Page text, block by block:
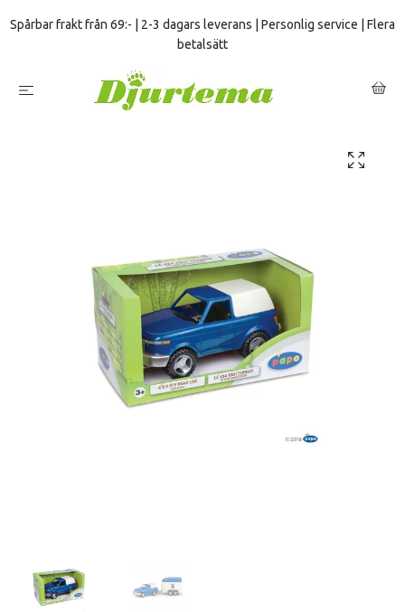
Spårbar frakt från 69:- | 2-3 dagars leverans | Personlig service | Flera
betalsätt